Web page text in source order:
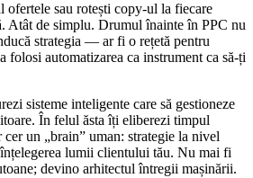
ofertele sau rotești copy-ul la fiecare
Atât de simplu. Drumul înainte în PPC nu
strategia — ar fi o rețetă pentru
folosi automatizarea ca instrument ca să-ți
sisteme inteligente care să gestioneze
În felul ăsta îți eliberezi timpul
un „brain” uman: strategie la nivel
lumii clientului tău. Nu mai fi
devino arhitectul întregii mașinării.